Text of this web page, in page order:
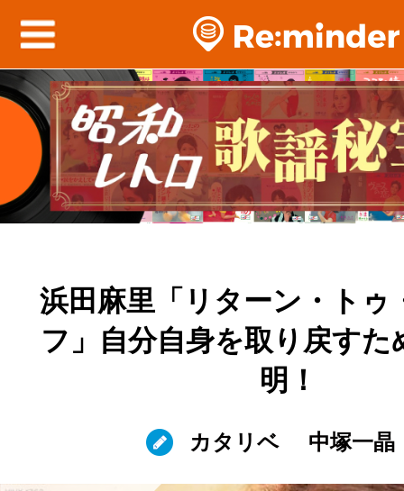
浜田麻里「リターン・トゥ
フ」自分自身を取り戻すた
明！
カタリベ 中塚一晶